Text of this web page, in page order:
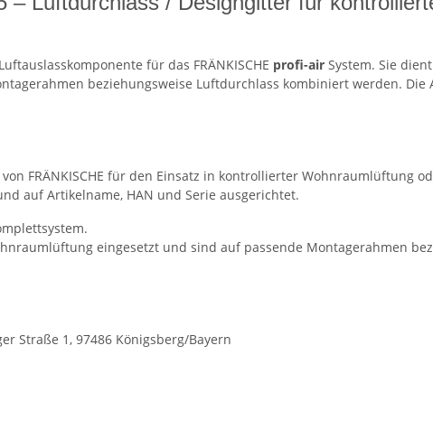
für das FRÄNKISCHE profi-air System. Sie
beziehungsweise Luftdurchlass kombiniert werden. Die
FRÄNKISCHE für den Einsatz in kontrollierter Wohnraumlüftung
auf Artikelname, HAN und Serie ausgerichtet.
eingesetzt und sind auf passende Montagerahmen
Straße 1, 97486 Königsberg/Bayern